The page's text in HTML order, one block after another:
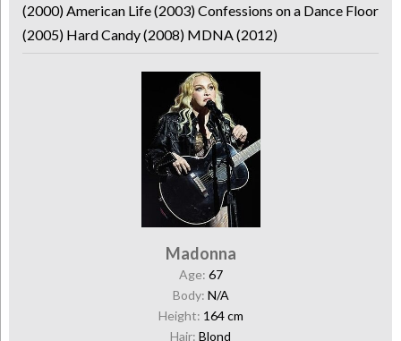
(2000) American Life (2003) Confessions on a Dance Floor
(2005) Hard Candy (2008) MDNA (2012)
Madonna
Age: 67
Body: N/A
Height: 164 cm
Hair: Blond